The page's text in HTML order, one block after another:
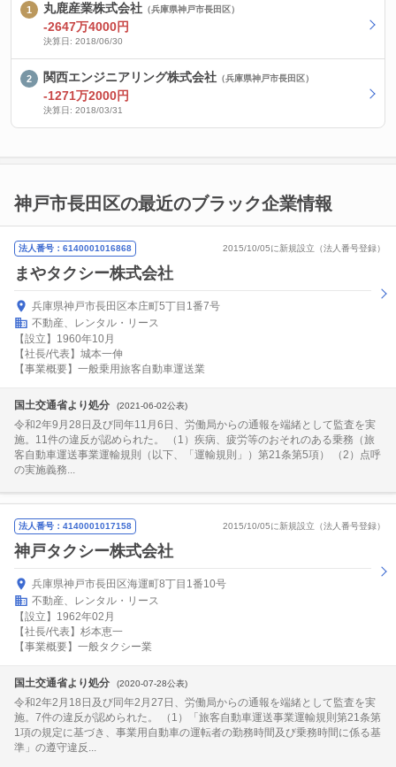
丸鹿産業株式会社 （兵庫県神戸市長田区）
-2647万4000円
決算日: 2018/06/30
関西エンジニアリング株式会社 （兵庫県神戸市長田区）
-1271万2000円
決算日: 2018/03/31
神戸市長田区の最近のブラック企業情報
法人番号：6140001016868 2015/10/05に新規設立（法人番号登録）
まやタクシー株式会社
兵庫県神戸市長田区本庄町5丁目1番7号
不動産、レンタル・リース
【設立】1960年10月
【社長/代表】城本一伸
【事業概要】一般乗用旅客自動車運送業
国土交通省より処分 (2021-06-02公表)
令和2年9月28日及び同年11月6日、労働局からの通報を端緒として監査を実
施。11件の違反が認められた。 （1）疾病、疲労等のおそれのある乗務（旅
客自動車運送事業運輸規則（以下、「運輸規則」）第21条第5項） （2）点呼
の実施義務...
法人番号：4140001017158 2015/10/05に新規設立（法人番号登録）
神戸タクシー株式会社
兵庫県神戸市長田区海運町8丁目1番10号
不動産、レンタル・リース
【設立】1962年02月
【社長/代表】杉本恵一
【事業概要】一般タクシー業
国土交通省より処分 (2020-07-28公表)
令和2年2月18日及び同年2月27日、労働局からの通報を端緒として監査を実
施。7件の違反が認められた。 （1）「旅客自動車運送事業運輸規則第21条第
1項の規定に基づき、事業用自動車の運転者の勤務時間及び乗務時間に係る基
準」の遵守違反...